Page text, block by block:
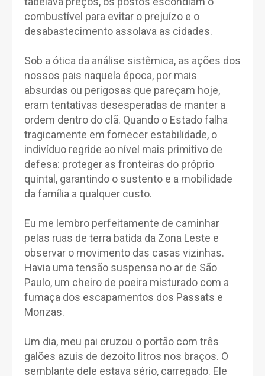
combustível para evitar o prejuízo e o
desabastecimento assolava as cidades.
Sob a ótica da análise sistêmica, as ações dos
nossos pais naquela época, por mais
absurdas ou perigosas que pareçam hoje,
eram tentativas desesperadas de manter a
ordem dentro do clã. Quando o Estado falha
tragicamente em fornecer estabilidade, o
indivíduo regride ao nível mais primitivo de
defesa: proteger as fronteiras do próprio
quintal, garantindo o sustento e a mobilidade
da família a qualquer custo.
Eu me lembro perfeitamente de caminhar
pelas ruas de terra batida da Zona Leste e
observar o movimento das casas vizinhas.
Havia uma tensão suspensa no ar de São
Paulo, um cheiro de poeira misturado com a
fumaça dos escapamentos dos Passats e
Monzas.
Um dia, meu pai cruzou o portão com três
galões azuis de dezoito litros nos braços. O
semblante dele estava sério, carregado. Ele